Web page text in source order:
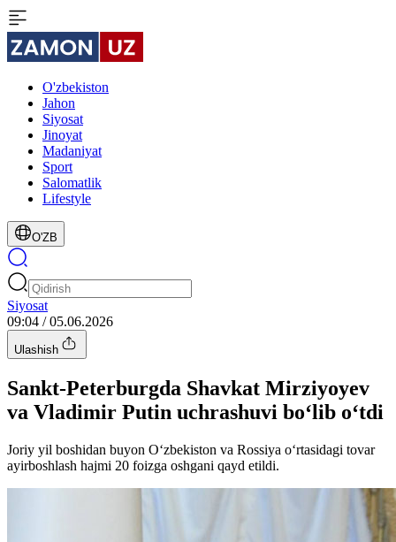
O'zbekiston
Jahon
Siyosat
Jinoyat
Madaniyat
Sport
Salomatlik
Lifestyle
O'ZB
Siyosat
09:04 / 05.06.2026
Ulashish
Sankt-Peterburgda Shavkat Mirziyoyev
va Vladimir Putin uchrashuvi bo‘lib o‘tdi
Joriy yil boshidan buyon O‘zbekiston va Rossiya o‘rtasidagi tovar
ayirboshlash hajmi 20 foizga oshgani qayd etildi.